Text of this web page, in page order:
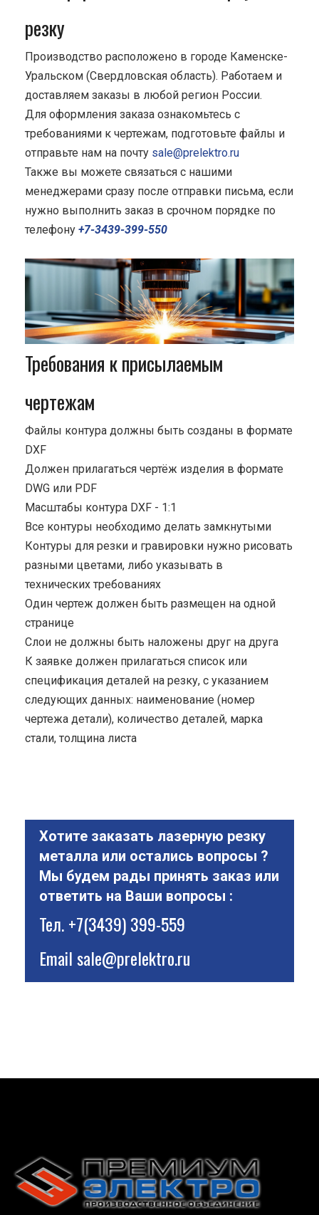
резку
Производство расположено в городе Каменске-
Уральском (Свердловская область). Работаем и
доставляем заказы в любой регион России.
Для оформления заказа ознакомьтесь с
требованиями к чертежам, подготовьте файлы и
отправьте нам на почту sale@prelektro.ru
Также вы можете связаться с нашими
менеджерами сразу после отправки письма, если
нужно выполнить заказ в срочном порядке по
телефону +7-3439-399-550
Требования к присылаемым
чертежам
Файлы контура должны быть созданы в формате
DXF
Должен прилагаться чертёж изделия в формате
DWG или PDF
Масштабы контура DXF - 1:1
Все контуры необходимо делать замкнутыми
Контуры для резки и гравировки нужно рисовать
разными цветами, либо указывать в
технических требованиях
Один чертеж должен быть размещен на одной
странице
Cлои не должны быть наложены друг на друга
К заявке должен прилагаться список или
спецификация деталей на резку, с указанием
следующих данных: наименование (номер
чертежа детали), количество деталей, марка
стали, толщина листа
Хотите заказать лазерную резку
металла или остались вопросы ?
Мы будем рады принять заказ или
ответить на Ваши вопросы :
Тел.+7(3439) 399-559
Emailsale@prelektro.ru